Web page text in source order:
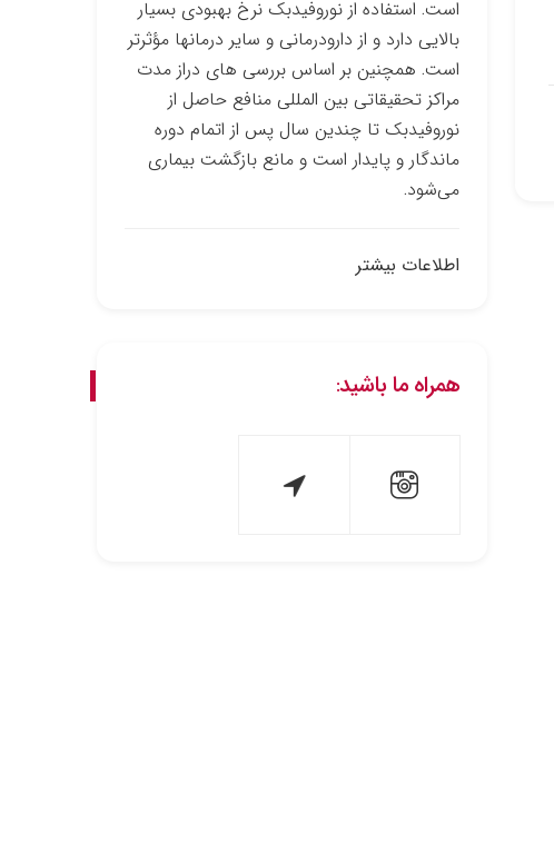
است. استفاده از نوروفیدبک نرخ بهبودی بسیار
بالایی دارد و از دارو­درمانی و سایر درمان­ها مؤثرتر
است. همچنین بر اساس بررسی­ های دراز مدت
مراکز تحقیقاتی بین­ المللی منافع حاصل از
نوروفیدبک تا چندین سال پس از اتمام دوره
ماندگار و پایدار است و مانع بازگشت بیماری
می‌شود.
اطلاعات بیشتر
همراه ما باشید: